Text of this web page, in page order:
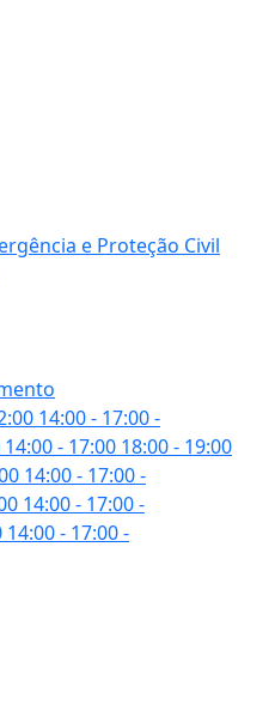
e Proteção Civil
14:00 - 17:00-
14:00 - 17:00 18:00 - 19:00
14:00 - 17:00-
14:00 - 17:00-
14:00 - 17:00-